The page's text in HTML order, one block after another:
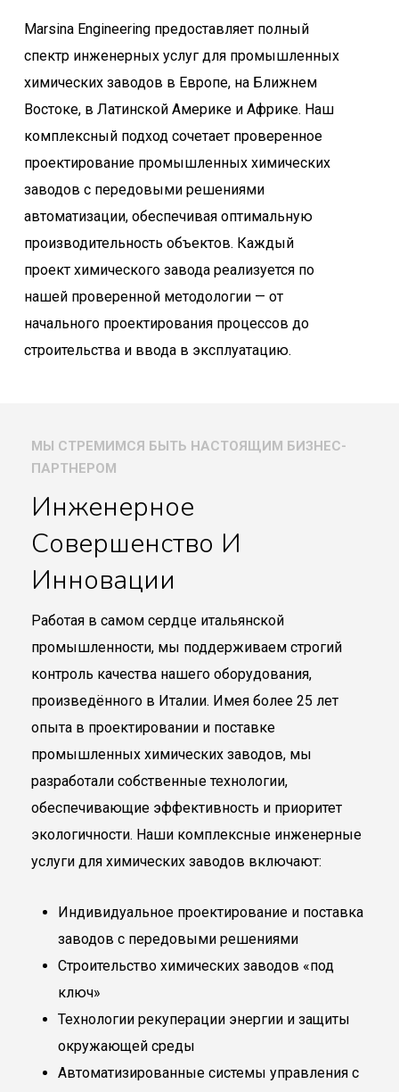
Marsina Engineering предоставляет полный
спектр инженерных услуг для промышленных
химических заводов в Европе, на Ближнем
Востоке, в Латинской Америке и Африке. Наш
комплексный подход сочетает проверенное
проектирование промышленных химических
заводов с передовыми решениями
автоматизации, обеспечивая оптимальную
производительность объектов. Каждый
проект химического завода реализуется по
нашей проверенной методологии — от
начального проектирования процессов до
строительства и ввода в эксплуатацию.
МЫ СТРЕМИМСЯ БЫТЬ НАСТОЯЩИМ БИЗНЕС-
ПАРТНЕРОМ
Инженерное
Совершенство И
Инновации
Работая в самом сердце итальянской
промышленности, мы поддерживаем строгий
контроль качества нашего оборудования,
произведённого в Италии. Имея более 25 лет
опыта в проектировании и поставке
промышленных химических заводов, мы
разработали собственные технологии,
обеспечивающие эффективность и приоритет
экологичности. Наши комплексные инженерные
услуги для химических заводов включают:
Индивидуальное проектирование и поставка
заводов с передовыми решениями
Строительство химических заводов «под
ключ»
Технологии рекуперации энергии и защиты
окружающей среды
Автоматизированные системы управления с